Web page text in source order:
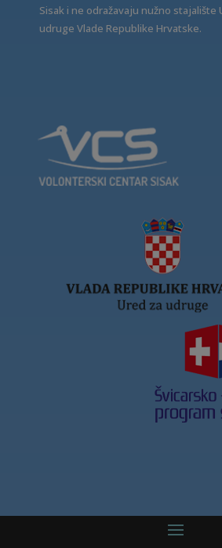
Sisak i ne odražavaju nužno stajalište
udruge Vlade Republike Hrvatske.